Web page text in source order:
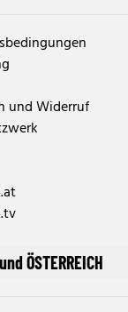
und Widerruf
ÖSTERREICH